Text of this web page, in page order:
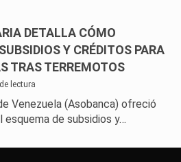
DETALLA CÓMO
Y CRÉDITOS PARA
TRAS TERREMOTOS
lectura
Venezuela (Asobanca) ofreció
de subsidios y…